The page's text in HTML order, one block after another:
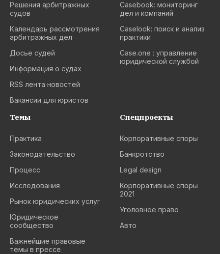
Решения арбитражных
судов
Календарь рассмотрения
арбитражных дел
Досье судей
Информация о судах
RSS лента новостей
Вакансии для юристов
Casebook: мониторинг
дел и компаний
Caselook: поиск и анализ
практики
Case.one : управление
юридической службой
Темы
Практика
Законодательство
Процесс
Исследования
Рынок юридических услуг
Юридическое
сообщество
Важнейшие правовые
темы в прессе
Спецпроекты
Корпоративные споры
Банкротство
Legal design
Корпоративные споры
2021
Уголовное право
Авто